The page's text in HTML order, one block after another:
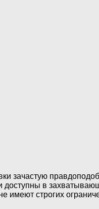
зачастую
доступны в
имеют строгих